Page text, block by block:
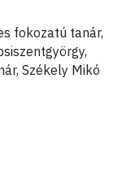
fokozatú tanár,
Székely Mikó